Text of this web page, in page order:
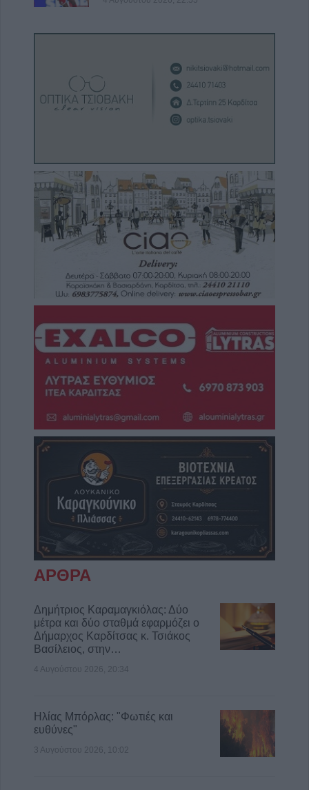
ΑΡΘΡΑ
Δημήτριος Καραμαγκιόλας: Δύο
μέτρα και δύο σταθμά εφαρμόζει ο
Δήμαρχος Καρδίτσας κ. Τσιάκος
Βασίλειος, στην…
4 Αυγούστου 2026, 20:34
Ηλίας Μπόρλας: "Φωτιές και
ευθύνες"
3 Αυγούστου 2026, 10:02